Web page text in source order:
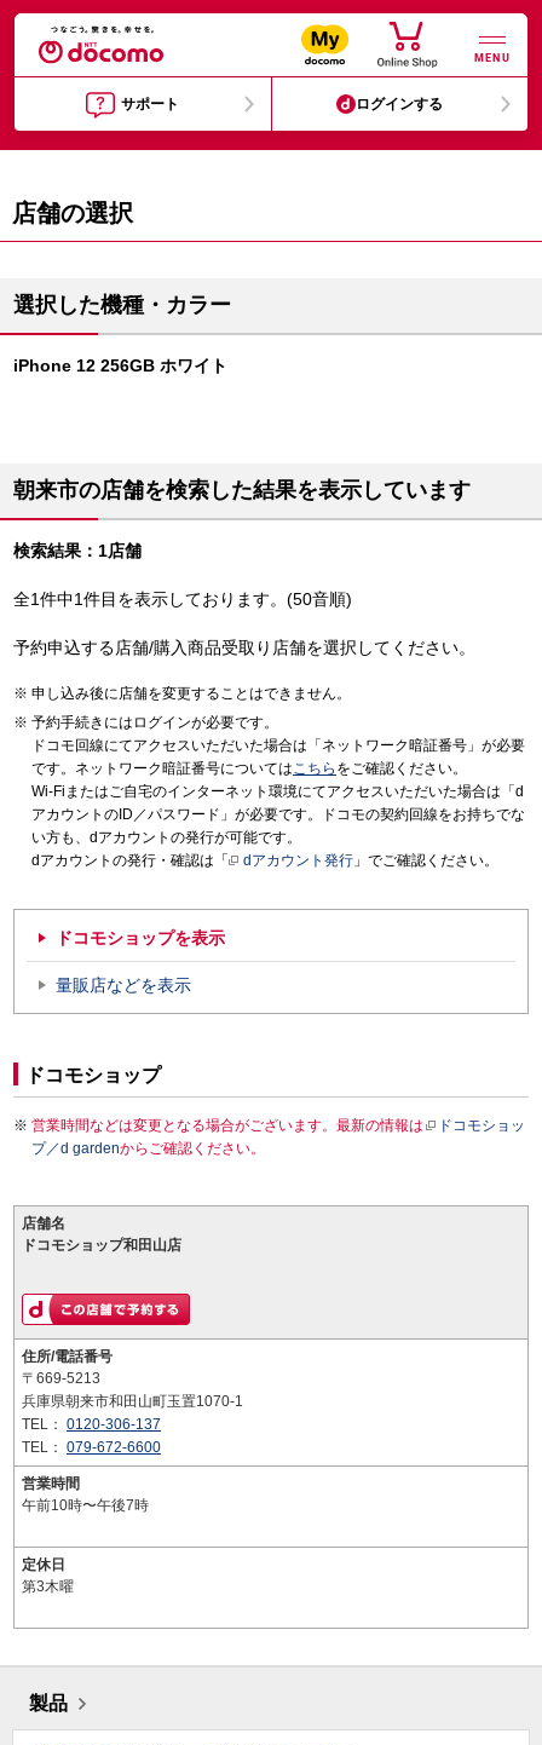
MENU
サポート ログインする
店舗の選択
選択した機種・カラー
iPhone 12 256GB ホワイト
朝来市の店舗を検索した結果を表示しています
検索結果：1店舗
全1件中1件目を表示しております。(50音順)
予約申込する店舗/購入商品受取り店舗を選択してください。
申し込み後に店舗を変更することはできません。
予約手続きにはログインが必要です。
ドコモ回線にてアクセスいただいた場合は「ネットワーク暗証番号」が必要
です。ネットワーク暗証番号についてはこちら をご確認ください。
Wi-Fiまたはご自宅のインターネット環境にてアクセスいただいた場合は「d
アカウントのID／パスワード」が必要です。ドコモの契約回線をお持ちでな
い方も、dアカウントの発行が可能です。
dアカウントの発行・確認は「
dアカウント発行 」でご確認ください。
ドコモショップを表示
量販店などを表示
ドコモショップ
営業時間などは変更となる場合がございます。最新の情報は
ドコモショッ
プ／d gardenからご確認ください。
店舗名
ドコモショップ和田山店
住所/電話番号
〒669-5213
兵庫県朝来市和田山町玉置1070-1
TEL： 0120-306-137
TEL： 079-672-6600
営業時間
午前10時〜午後7時
定休日
第3木曜
製品